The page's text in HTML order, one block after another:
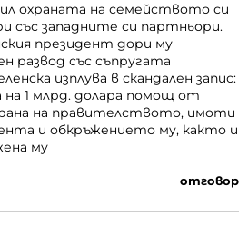
охраната на семейството си
със западните си партньори.
президент дори му
развод със съпругата
изплува в скандален запис:
на 1 млрд. долара помощ от
на правителството, имоти
и обкръжението му, както и
му
отговор